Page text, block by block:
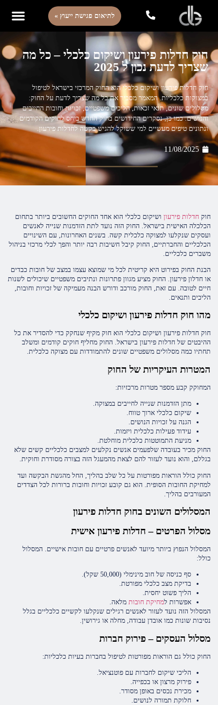
לתיאום פגישת ייעוץ »
חוק חדלות פירעון ושיקום כלכלי – כל מה
שצריך לדעת נכון ל 2025
חוק חדלות פירעון ושיקום כלכלי הוא החוק המרכזי בישראל לטיפול
במצוקות כלכליות. המאמר מסביר את כל מה שצריך לדעת על החוק:
מסלולים שונים, תנאי זכאות, הליכים משפטיים, זכויות וחובות החייבים
והנושים. כמו כן, נסקרים החידושים בחוק החדש ביחס לחוקים הקודמים
ונתונים טיפים מעשיים למי ששוקל להגיש בקשה לחדלות פירעון.
11/08/2025
חוק חדלות פירעון ושיקום כלכלי הוא אחד החוקים החשובים ביותר בתחום
הכלכלה האישית בישראל. החוק הזה נועד לתת הזדמנות שנייה לאנשים
ועסקים שנקלעו למצוקה כלכלית קשה. בשנים האחרונות, עם השינויים
הכלכליים והחברתיים, החוק קיבל חשיבות רבה יותר והפך לכלי מרכזי בניהול
משברים כלכליים.
הבנת החוק בפירוט היא קריטית לכל מי שמוצא עצמו במצב של חובות כבדים
או חדלון פירעון. החוק מציע מגוון פתרונות ונתיבים משפטיים שיכולים לשנות
חיים לטובה. עם זאת, החוק מורכב ודורש הבנה מעמיקה של זכויות וחובות,
הליכים ותנאים.
מהו חוק חדלות פירעון ושיקום כלכלי
חוק חדלות פירעון ושיקום כלכלי הוא חוק מקיף שנחקק כדי להסדיר את כל
ההיבטים של חדלות פירעון בישראל. החוק מחליף חוקים קודמים ומשלב
תחתיו כמה מסלולים משפטיים שונים להתמודדות עם מצוקה כלכלית.
המטרות העיקריות של החוק
המחוקק קבע מספר מטרות מרכזיות:
מתן הזדמנות שנייה לחייבים במצוקה.
שיקום כלכלי ארוך טווח.
הגנה על זכויות הנושים.
עידוד פעילות כלכלית ויזמות.
מניעת התמוטטות כלכלית מוחלטת.
החוק מכיר בעובדה שלפעמים אנשים נקלעים למצבים כלכליים קשים שלא
בגללם, והוא נועד לעזור להם לצאת מהמעגל הזה בצורה מסודרת וחוקית.
החוק כולל הוראות מפורטות על כל שלב בהליך, החל מהגשת הבקשה ועד
למחיקת החובות הסופית. הוא גם קובע זכויות וחובות ברורות לכל הצדדים
המעורבים בהליך.
המסלולים השונים בחוק חדלות פירעון
מסלול הפרטים – חדלות פירעון אישית
המסלול הנפוץ ביותר מיועד לאנשים פרטיים עם חובות אישיים. המסלול
כולל:
סף כניסה של חוב מינימלי (50,000 שקל).
בדיקת מצב כלכלי מפורטת.
הליך פשוט יחסית.
אפשרות למחיקת חובות מלאה.
המסלול הזה נועד לעזור לאנשים רגילים שנקלעו לקשיים כלכליים בגלל
נסיבות שונות כמו אובדן עבודה, מחלה או גירושין.
מסלול העסקים – פירוק חברות
החוק כולל גם הוראות מפורטות לטיפול בחברות בעיות כלכליות:
הליכי שיקום לחברות עם פוטנציאל.
פירוק מרצון או בכפייה.
מכירת נכסים באופן מסודר.
חלוקת תמורה לנושים.